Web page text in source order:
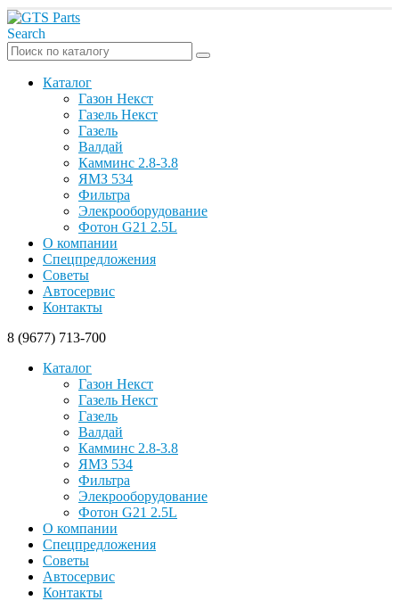
Search
Каталог
Газон Некст
Газель Некст
Газель
Валдай
Камминс 2.8-3.8
ЯМЗ 534
Фильтра
Элекрооборудование
Фотон G21 2.5L
О компании
Спецпредложения
Советы
Автосервис
Контакты
8 (9677) 713-700
Каталог
Газон Некст
Газель Некст
Газель
Валдай
Камминс 2.8-3.8
ЯМЗ 534
Фильтра
Элекрооборудование
Фотон G21 2.5L
О компании
Спецпредложения
Советы
Автосервис
Контакты